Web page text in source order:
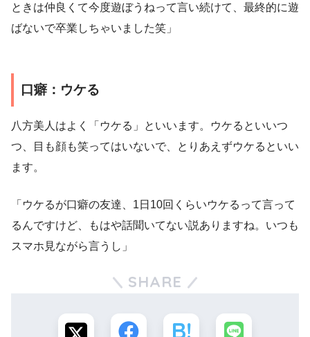
ときは仲良くて今度遊ぼうねって言い続けて、最終的に遊
ばないで卒業しちゃいました笑」
口癖：ウケる
八方美人はよく「ウケる」といいます。ウケるといいつ
つ、目も顔も笑ってはいないで、とりあえずウケるといい
ます。
「ウケるが口癖の友達、1日10回くらいウケるって言って
るんですけど、もはや話聞いてない説ありますね。いつも
スマホ見ながら言うし」
SHARE